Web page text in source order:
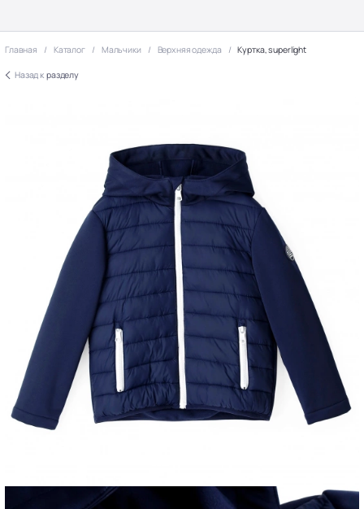
Главная Каталог Мальчики Верхняя одежда Куртка, superlight
Назад к разделу